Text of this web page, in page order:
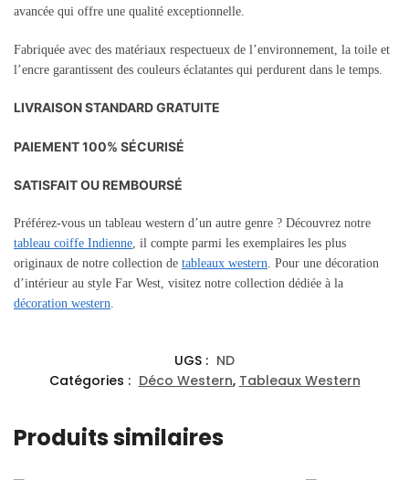
avancée qui offre une qualité exceptionnelle.
Fabriquée avec des matériaux respectueux de l’environnement, la toile et
l’encre garantissent des couleurs éclatantes qui perdurent dans le temps.
LIVRAISON STANDARD GRATUITE
PAIEMENT 100% SÉCURISÉ
SATISFAIT OU REMBOURSÉ
Préférez-vous un tableau western d’un autre genre ? Découvrez notre
tableau coiffe Indienne, il compte parmi les exemplaires les plus
originaux de notre collection de tableaux western. Pour une décoration
d’intérieur au style Far West, visitez notre collection dédiée à la
décoration western.
UGS : ND
Catégories : Déco Western, Tableaux Western
Produits similaires